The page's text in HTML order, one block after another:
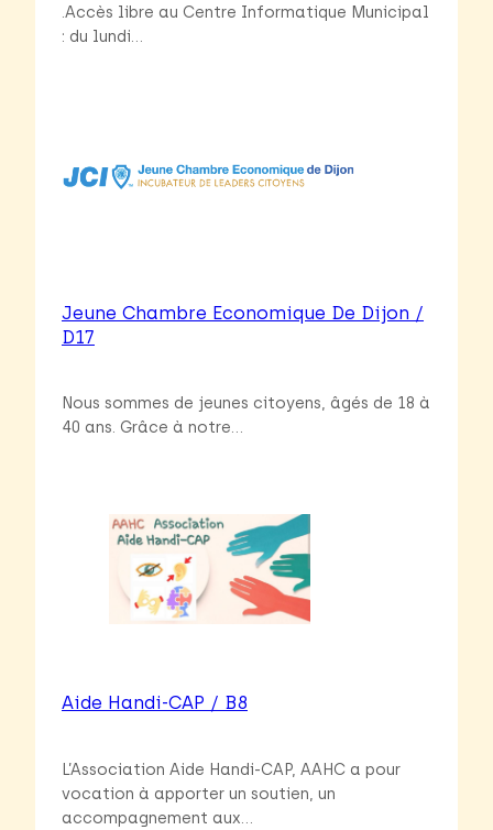
.Accès libre au Centre Informatique Municipal
: du lundi…
Jeune Chambre Economique De Dijon /
D17
Nous sommes de jeunes citoyens, âgés de 18 à
40 ans. Grâce à notre…
Aide Handi-CAP / B8
L’Association Aide Handi-CAP, AAHC a pour
vocation à apporter un soutien, un
accompagnement aux…